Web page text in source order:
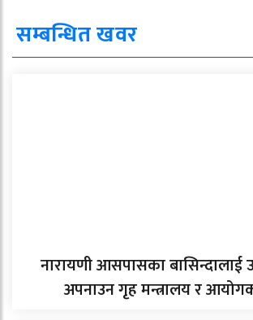
सम्बन्धित खवर
नारायणी आसपासका बासिन्दालाई
अपनाउन गृह मन्त्रालय र